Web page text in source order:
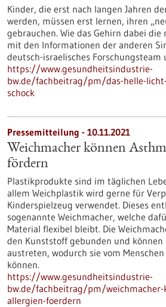
Kinder, die erst nach langen Jahren
werden, müssen erst lernen, ihren
gebrauchen. Wie das Gehirn dabei die
mit den Informationen der anderen
deutsch-israelisches Forschungsteam
https://www.gesundheitsindustrie-
bw.de/fachbeitrag/pm/das-helle-
schock
Pressemitteilung - 10.11.2021
Weichmacher können
fördern
Plastikprodukte sind im täglichen
allem Weichplastik wird gerne für
Kinderspielzeug verwendet. Dieses
sogenannte Weichmacher, welche
Material flexibel bleibt. Die
den Kunststoff gebunden und können
austreten, wodurch sie vom
können.
https://www.gesundheitsindustrie-
bw.de/fachbeitrag/pm/weichmacher-
allergien-foerdern